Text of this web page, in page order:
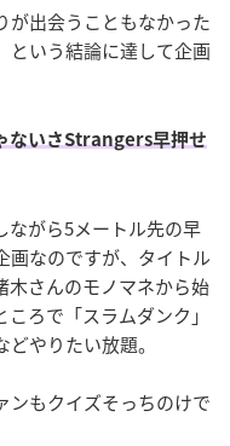
が出会うこともなかった
という結論に達して企画
ないさStrangers早押せ
ながら5メートル先の早
画なのですが、タイトル
木さんのモノマネから始
ろで「スラムダンク」
やりたい放題。
ンもクイズそっちのけで